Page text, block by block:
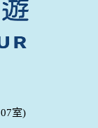
括您使用連線
覽及點選資料記
錄為內部應
容進行統計與
供內部研究
不涉及特定個
站絕不會將您
室)